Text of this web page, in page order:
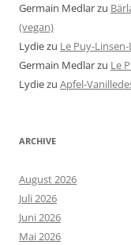
Germain Medlarzu
(vegan)
Lydiezu Le Puy-
Germain Medlarzu Le
Lydiezu Apfel-
ARCHIVE
August 2026
Juli 2026
Juni 2026
Mai 2026